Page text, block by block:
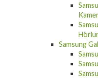
Samsung